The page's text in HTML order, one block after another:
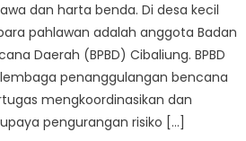
dan harta benda. Di desa kecil
pahlawan adalah anggota Badan
Daerah (BPBD) Cibaliung. BPBD
penanggulangan bencana
mengkoordinasikan dan
pengurangan risiko […]